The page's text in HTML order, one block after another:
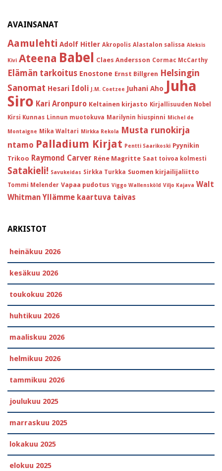
AVAINSANAT
Aamulehti Adolf Hitler Akropolis Alastalon salissa Aleksis
Kivi Ateena Babel Claes Andersson Cormac McCarthy
Elämän tarkoitus Enostone Ernst Billgren Helsingin
Sanomat Hesari Idoli J.M. Coetzee Juhani Aho Juha
Siro Kari Aronpuro Keltainen kirjasto Kirjallisuuden Nobel
Kirsi Kunnas Linnun muotokuva Marilynin hiuspinni Michel de
Montaigne Mika Waltari Mirkka Rekola Musta runokirja
ntamo Palladium Kirjat Pentti Saarikoski Pyynikin
Trikoo Raymond Carver Réne Magritte Saat toivoa kolmesti
Satakieli! Savukeidas Sirkka Turkka Suomen kirjailijaliitto
Tommi Melender Vapaa pudotus Viggo Wallensköld Viljo Kajava Walt
Whitman Yllämme kaartuva taivas
ARKISTOT
heinäkuu 2026
kesäkuu 2026
toukokuu 2026
huhtikuu 2026
maaliskuu 2026
helmikuu 2026
tammikuu 2026
joulukuu 2025
marraskuu 2025
lokakuu 2025
elokuu 2025